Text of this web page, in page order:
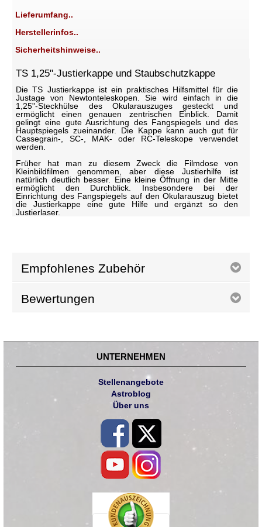
Lieferumfang..
Herstellerinfos..
Sicherheitshinweise..
TS 1,25"-Justierkappe und Staubschutzkappe
Die TS Justierkappe ist ein praktisches Hilfsmittel für die
Justage von Newtonteleskopen. Sie wird einfach in die
1,25"-Steckhülse des Okularauszuges gesteckt und
ermöglicht einen genauen zentrischen Einblick. Damit
gelingt eine gute Ausrichtung des Fangspiegels und des
Hauptspiegels zueinander. Die Kappe kann auch gut für
Cassegrain-, SC-, MAK- oder RC-Teleskope verwendet
werden.
Früher hat man zu diesem Zweck die Filmdose von
Kleinbildfilmen genommen, aber diese Justierhilfe ist
natürlich deutlich besser. Eine kleine Öffnung in der Mitte
ermöglicht den Durchblick. Insbesondere bei der
Einrichtung des Fangspiegels auf den Okularauszug bietet
die Justierkappe eine gute Hilfe und ergänzt so den
Justierlaser.
Empfohlenes Zubehör
Bewertungen
UNTERNEHMEN
Stellenangebote
Astroblog
Über uns